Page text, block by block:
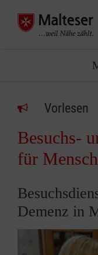
Vorlesen
Besuchs-
für
Demenz in